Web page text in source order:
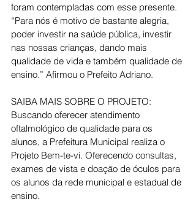
foram contempladas com esse presente.
“Para nós é motivo de bastante alegria,
poder investir na saúde pública, investir
nas nossas crianças, dando mais
qualidade de vida e também qualidade de
ensino.” Afirmou o Prefeito Adriano.
SAIBA MAIS SOBRE O PROJETO:
Buscando oferecer atendimento
oftalmológico de qualidade para os
alunos, a Prefeitura Municipal realiza o
Projeto Bem-te-vi. Oferecendo consultas,
exames de vista e doação de óculos para
os alunos da rede municipal e estadual de
ensino.